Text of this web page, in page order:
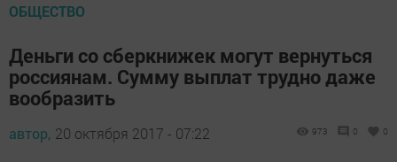
ОБЩЕСТВО
Деньги со сберкнижек могут вернуться
россиянам. Сумму выплат трудно даже
вообразить
автор, 20 октября 2017 - 07:22 973 0 0